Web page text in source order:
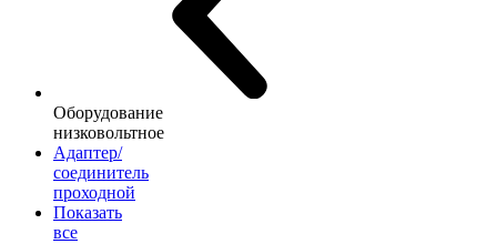
Оборудование
низковольтное
Адаптер/
соединитель
проходной
Показать
все